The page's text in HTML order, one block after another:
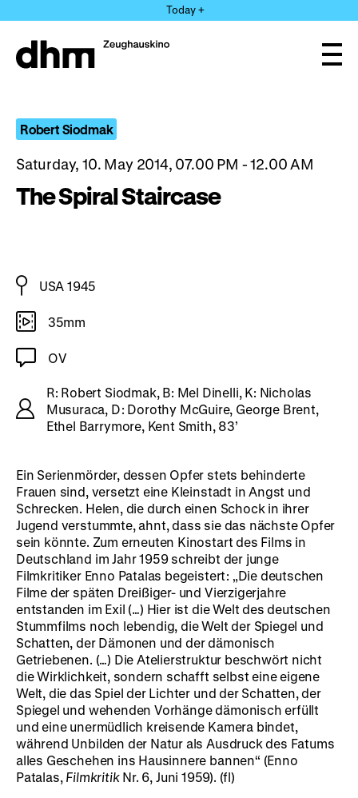
directly
the
Today +
Robert Siodmak
Saturday, 10. May 2014, 07.00 PM - 12.00 AM
The Spiral Staircase
USA 1945
35mm
OV
R: Robert Siodmak, B: Mel Dinelli, K: Nicholas
Musuraca, D: Dorothy McGuire, George Brent,
Ethel Barrymore, Kent Smith, 83’
Ein Serienmörder, dessen Opfer stets behinderte
Frauen sind, versetzt eine Kleinstadt in Angst und
Schrecken. Helen, die durch einen Schock in ihrer
Jugend verstummte, ahnt, dass sie das nächste Opfer
sein könnte. Zum erneuten Kinostart des Films in
Deutschland im Jahr 1959 schreibt der junge
Filmkritiker Enno Patalas begeistert: „Die deutschen
Filme der späten Dreißiger- und Vierzigerjahre
entstanden im Exil (…) Hier ist die Welt des deutschen
Stummfilms noch lebendig, die Welt der Spiegel und
Schatten, der Dämonen und der dämonisch
Getriebenen. (…) Die Atelierstruktur beschwört nicht
die Wirklichkeit, sondern schafft selbst eine eigene
Welt, die das Spiel der Lichter und der Schatten, der
Spiegel und wehenden Vorhänge dämonisch erfüllt
und eine unermüdlich kreisende Kamera bindet,
während Unbilden der Natur als Ausdruck des Fatums
alles Geschehen ins Hausinnere bannen“ (Enno
Patalas, FilmkritikNr. 6, Juni 1959). (fl)